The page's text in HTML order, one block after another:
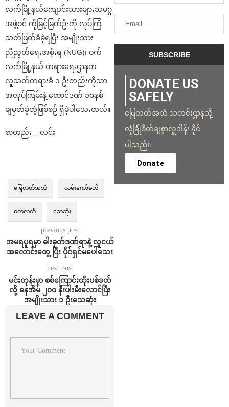
လက်မြို့နယ်ကျောင်းသားများသမဂ္ဂ
အဖွဲ့ဝင် ကိုမြင့်မြတ်ဦးကို လုပ်ကြံ
သတ်ဖြတ်ခံခဲ့ရပြီး အမျိုးသား
ညီညွတ်ရေးအစိုးရ (NUG)၊ ဝက်
လက်မြို့နယ် တရားရေးဌာနက
လူသတ်တရားခံ ၁ ဦးတည်းကိုသာ
အလုပ်ကြမ်းနဲ့ ထောင်ဒဏ် ၁၀နှစ်
ချမှတ်ခဲ့တဲ့ဖြစ်စဥ် ရှိခဲ့ပါသေးတယ်။
စာတည်း – လင်း
မြေလတ်အသံ လမ်းကော်မတီ
ဝက်လက် သေဆုံး
previous post
အမရပူရမှာ ဓါးခုတ်ဒဏ်ရာနဲ့ လူငယ်
အလောင်းတွေ့ ပြီး ပိုင်ရှင်မပေါ်သေး
next post
မင်းတုန်းမှာ စစ်ကြောင်းထိုးပစ်ခတ်
လို့ နေအိမ် ၂၀၀ နီးပါးမီးလောင်ပြီး
အမျိုးသား ၁ ဦးသေဆုံး
LEAVE A COMMENT
DONATE US
SAFELY
မြေလတ်အသံ သတင်းဌာနသို့
လုံခြုံစိတ်ချစွာလှူဒါန်း နိုင်
ပါသည်။
Donate